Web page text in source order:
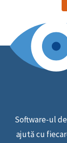
Software-ul
ajută cu